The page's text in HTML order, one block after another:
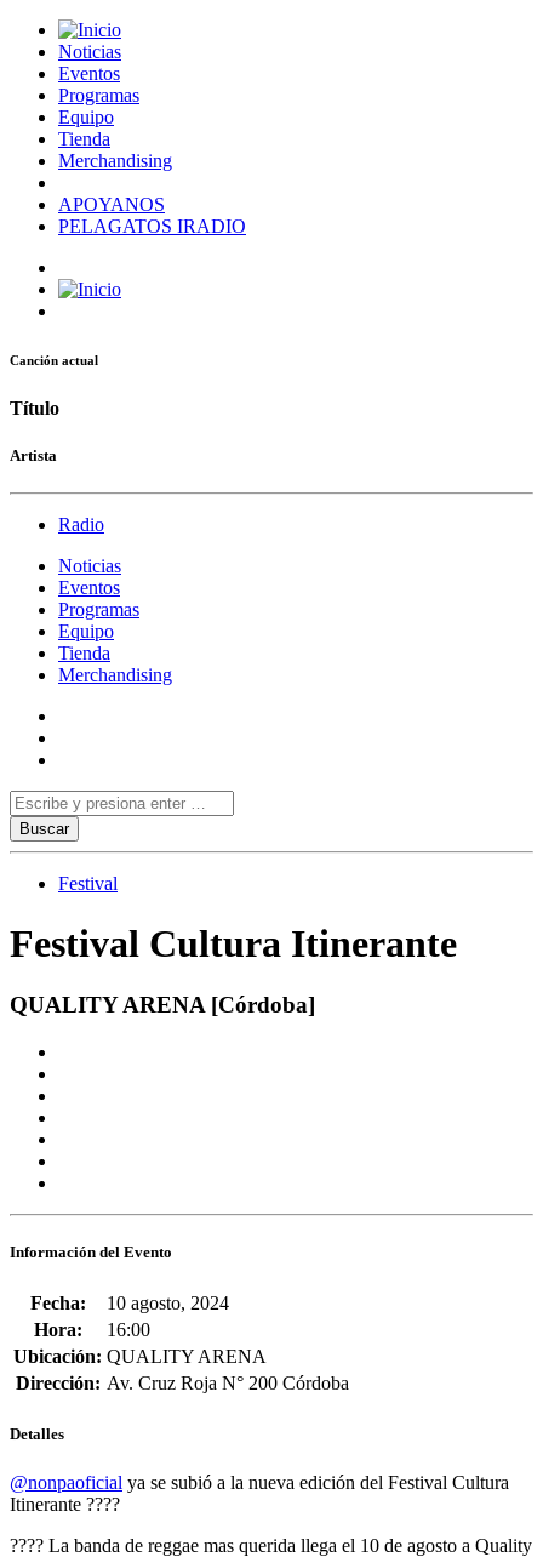
Noticias
Eventos
Programas
Equipo
Tienda
Merchandising
APOYANOS
PELAGATOS IRADIO
Canción actual
Título
Artista
Radio
Noticias
Eventos
Programas
Equipo
Tienda
Merchandising
Festival
Festival Cultura Itinerante
QUALITY ARENA [Córdoba]
Información del Evento
Fecha:
10 agosto, 2024
Hora:
16:00
Ubicación: QUALITY ARENA
Dirección: Av. Cruz Roja N° 200 Córdoba
Detalles
@nonpaoficial ya se subió a la nueva edición del Festival Cultura
Itinerante ????
???? La banda de reggae mas querida llega el 10 de agosto a Quality